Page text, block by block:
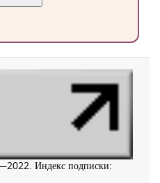
Индекс подписки: